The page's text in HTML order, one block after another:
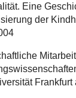
Eine
der
Frankfurt